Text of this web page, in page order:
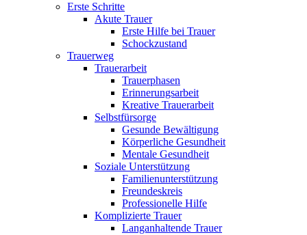
Erste Schritte
Akute Trauer
Erste Hilfe bei Trauer
Schockzustand
Trauerweg
Trauerarbeit
Trauerphasen
Erinnerungsarbeit
Kreative Trauerarbeit
Selbstfürsorge
Gesunde Bewältigung
Körperliche Gesundheit
Mentale Gesundheit
Soziale Unterstützung
Familienunterstützung
Freundeskreis
Professionelle Hilfe
Komplizierte Trauer
Langanhaltende Trauer